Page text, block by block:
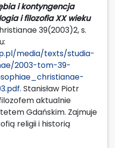
i kontyngencja
i filozofia XX wieku
39(2003)2, s.
media/texts/studia-
2003-tom-39-
Stanisław Piotr
aktualnie
Gdańskim. Zajmuje
religii i historią